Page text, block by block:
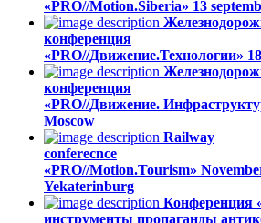
«PRO//Motion.Siberia» 13
конференция
«PRO//Движение.Технологии»
конференция
«PRO//Движение.
Moscow
Railway
conferecnce
«PRO//Motion.Tourism»
Yekaterinburg
Конференция
инструменты пропаганды